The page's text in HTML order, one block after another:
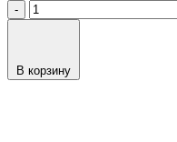
-
В корзину